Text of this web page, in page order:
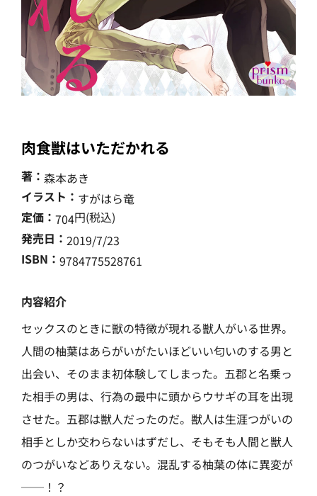
肉食獣はいただかれる
著： 森本あき
イラスト： すがはら竜
定価： 704円(税込)
発売日： 2019/7/23
ISBN： 9784775528761
内容紹介
セックスのときに獣の特徴が現れる獣人がいる世界。
人間の柚葉はあらがいがたいほどいい匂いのする男と
出会い、そのまま初体験してしまった。五郡と名乗っ
た相手の男は、行為の最中に頭からウサギの耳を出現
させた。五郡は獣人だったのだ。獣人は生涯つがいの
相手としか交わらないはずだし、そもそも人間と獣人
のつがいなどありえない。混乱する柚葉の体に異変が
──！？